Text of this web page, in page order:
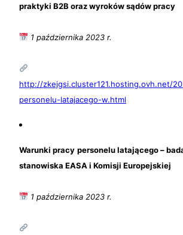
praktyki B2B oraz wyroków sądów pracy
1 października 2023 r.
http://zkejgsi.cluster121.hosting.ovh.net/
personelu-latajacego-w.html
Warunki pracy personelu latającego –
stanowiska EASA i Komisji Europejskiej
1 października 2023 r.